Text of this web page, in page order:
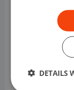
het
het
voertuigen,
DETAILS